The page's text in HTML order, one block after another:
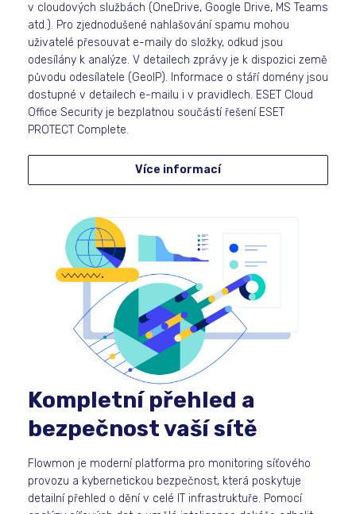
v cloudových službách (OneDrive, Google Drive, MS Teams
atd.). Pro zjednodušené nahlašování spamu mohou
uživatelé přesouvat e-maily do složky, odkud jsou
odesílány k analýze. V detailech zprávy je k dispozici země
původu odesílatele (GeoIP). Informace o stáří domény jsou
dostupné v detailech e-mailu i v pravidlech. ESET Cloud
Office Security je bezplatnou součástí řešení ESET
PROTECT Complete.
Více informací
Kompletní přehled a
bezpečnost vaší sítě
Flowmon je moderní platforma pro monitoring síťového
provozu a kybernetickou bezpečnost, která poskytuje
detailní přehled o dění v celé IT infrastruktuře. Pomocí